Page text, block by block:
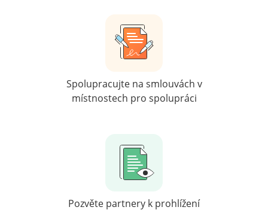
Spolupracujte na smlouvách v
místnostech pro spolupráci
Pozvěte partnery k prohlížení